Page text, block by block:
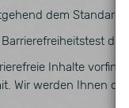
dem Standard
Inhalte
Wir werden Ihnen